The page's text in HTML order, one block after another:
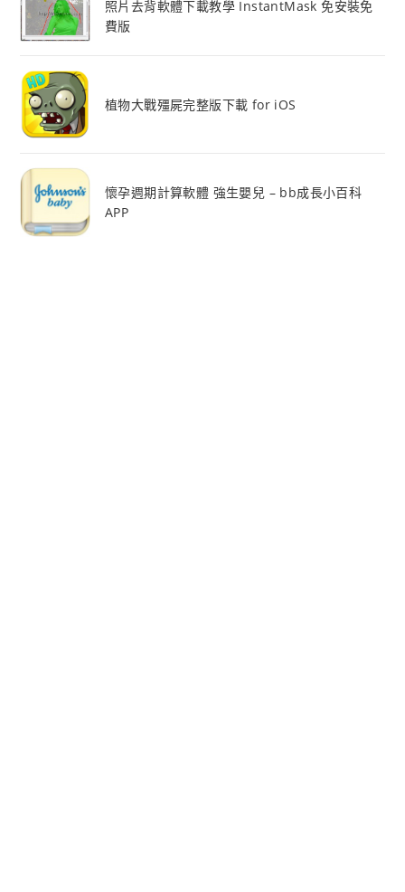
照片去背軟體下載教學 InstantMask 免安裝免
費版
植物大戰殭屍完整版下載 for iOS
懷孕週期計算軟體 強生嬰兒 – bb成長小百科
APP